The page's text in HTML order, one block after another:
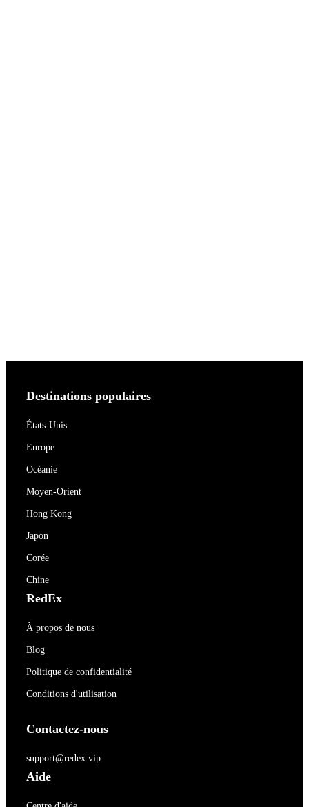
Destinations populaires
États-Unis
Europe
Océanie
Moyen-Orient
Hong Kong
Japon
Corée
Chine
RedEx
À propos de nous
Blog
Politique de confidentialité
Conditions d'utilisation
Contactez-nous
support@redex.vip
Aide